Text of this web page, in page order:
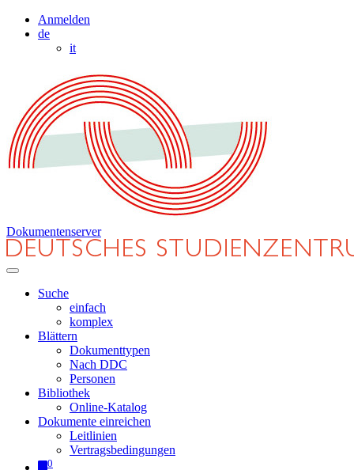
Anmelden
de
it
Dokumentenserver
Suche
einfach
komplex
Blättern
Dokumenttypen
Nach DDC
Personen
Bibliothek
Online-Katalog
Dokumente einreichen
Leitlinien
Vertragsbedingungen
0